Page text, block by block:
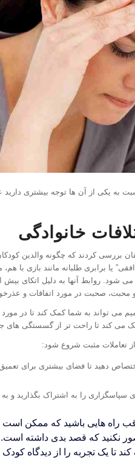
به یکی از آن ها توجه بیشتری
خانوادگی
بررسی کردند که چگونه والدین
“افقی” یا برابری طلبانه مانند بازی
شود. روابط آنها به دلیل اتکای بیش
محبت، صحبت در مورد اتفاقات و
می تواند به شما کمک کند تا در
می کند تا راحت تر از گسستگی های
از تعاملات مثبت شروع شود:
دهید تا فضای بیشتری برای
سپاسگزاری را به اشتراک بگذارید
راه هایی باشید که ممکن است
نکنید که قصد بدی داشته است.
تا یک تجربه را از دیدگاه